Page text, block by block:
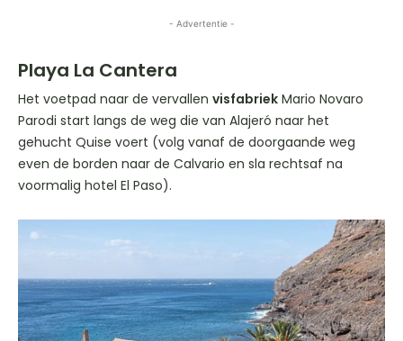
- Advertentie -
Playa La Cantera
Het voetpad naar de vervallen visfabriek Mario Novaro
Parodi start langs de weg die van Alajeró naar het
gehucht Quise voert (volg vanaf de doorgaande weg
even de borden naar de Calvario en sla rechtsaf na
voormalig hotel El Paso).